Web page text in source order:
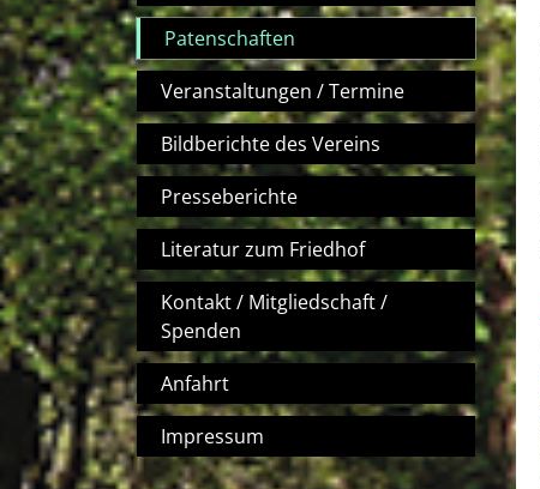
Patenschaften
Veranstaltungen / Termine
Bildberichte des Vereins
Presseberichte
Literatur zum Friedhof
Kontakt / Mitgliedschaft /
Spenden
Anfahrt
Impressum